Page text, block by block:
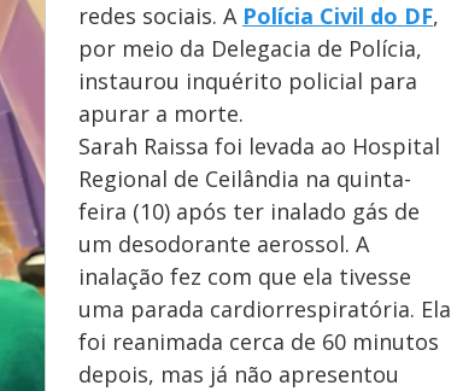
redes sociais. A Polícia Civil do DF,
por meio da Delegacia de Polícia,
instaurou inquérito policial para
apurar a morte.
Sarah Raissa foi levada ao Hospital
Regional de Ceilândia na quinta-
feira (10) após ter inalado gás de
um desodorante aerossol. A
inalação fez com que ela tivesse
uma parada cardiorrespiratória. Ela
foi reanimada cerca de 60 minutos
depois, mas já não apresentou